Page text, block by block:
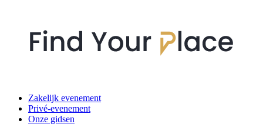
Zakelijk evenement
Privé-evenement
Onze gidsen